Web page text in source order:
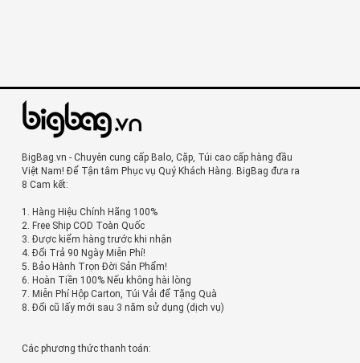
BigBag.vn - Chuyên cung cấp Balo, Cặp, Túi cao cấp hàng đầu
Việt Nam! Để Tận tâm Phục vụ Quý Khách Hàng. BigBag đưa ra
8 Cam kết:
1. Hàng Hiệu Chính Hãng 100%
2. Free Ship COD Toàn Quốc
3. Được kiểm hàng trước khi nhận
4. Đổi Trả 90 Ngày Miễn Phí!
5. Bảo Hành Trọn Đời Sản Phẩm!
6. Hoàn Tiền 100% Nếu không hài lòng
7. Miễn Phí Hộp Carton, Túi Vải để Tặng Quà
8. Đổi cũ lấy mới sau 3 năm sử dụng (dịch vụ)
Các phương thức thanh toán: